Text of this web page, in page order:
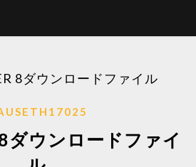
8ダウンロードファイル
ウンロードファイ